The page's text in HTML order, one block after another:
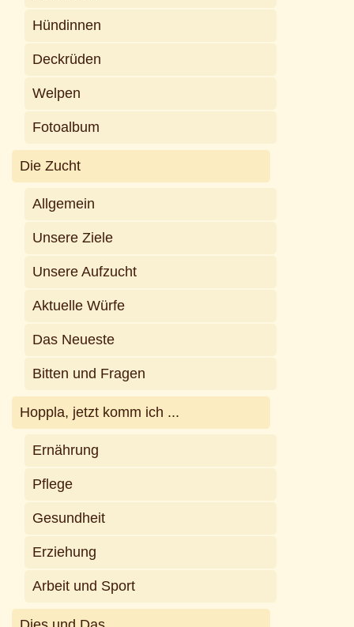
Hündinnen
Deckrüden
Welpen
Fotoalbum
Die Zucht
Allgemein
Unsere Ziele
Unsere Aufzucht
Aktuelle Würfe
Das Neueste
Bitten und Fragen
Hoppla, jetzt komm ich ...
Ernährung
Pflege
Gesundheit
Erziehung
Arbeit und Sport